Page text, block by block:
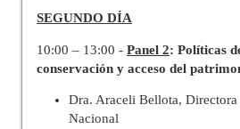
SEGUNDO DÍA
10:00 – 13:00 - Panel 2: Políticas
conservación y acceso del
Dra. Araceli Bellota,
Nacional